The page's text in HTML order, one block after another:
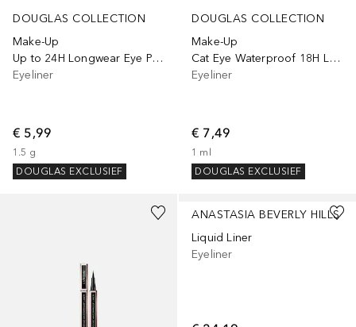
DOUGLAS COLLECTION
Make-Up
Up to 24H Longwear Eye Pencil
Eyeliner
€ 5,99
1.5 g
DOUGLAS EXCLUSIEF
DOUGLAS COLLECTION
Make-Up
Cat Eye Waterproof 18H Longlasting
Eyeliner
€ 7,49
1 ml
DOUGLAS EXCLUSIEF
ANASTASIA BEVERLY HILLS
Liquid Liner
Eyeliner
+3